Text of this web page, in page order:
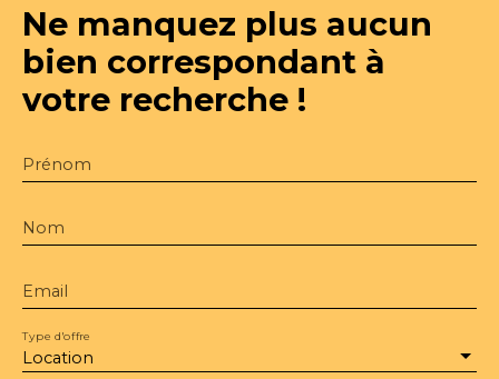
Ne manquez plus aucun
bien correspondant à
votre recherche !
Prénom
Nom
Email
Location
Type d'offre